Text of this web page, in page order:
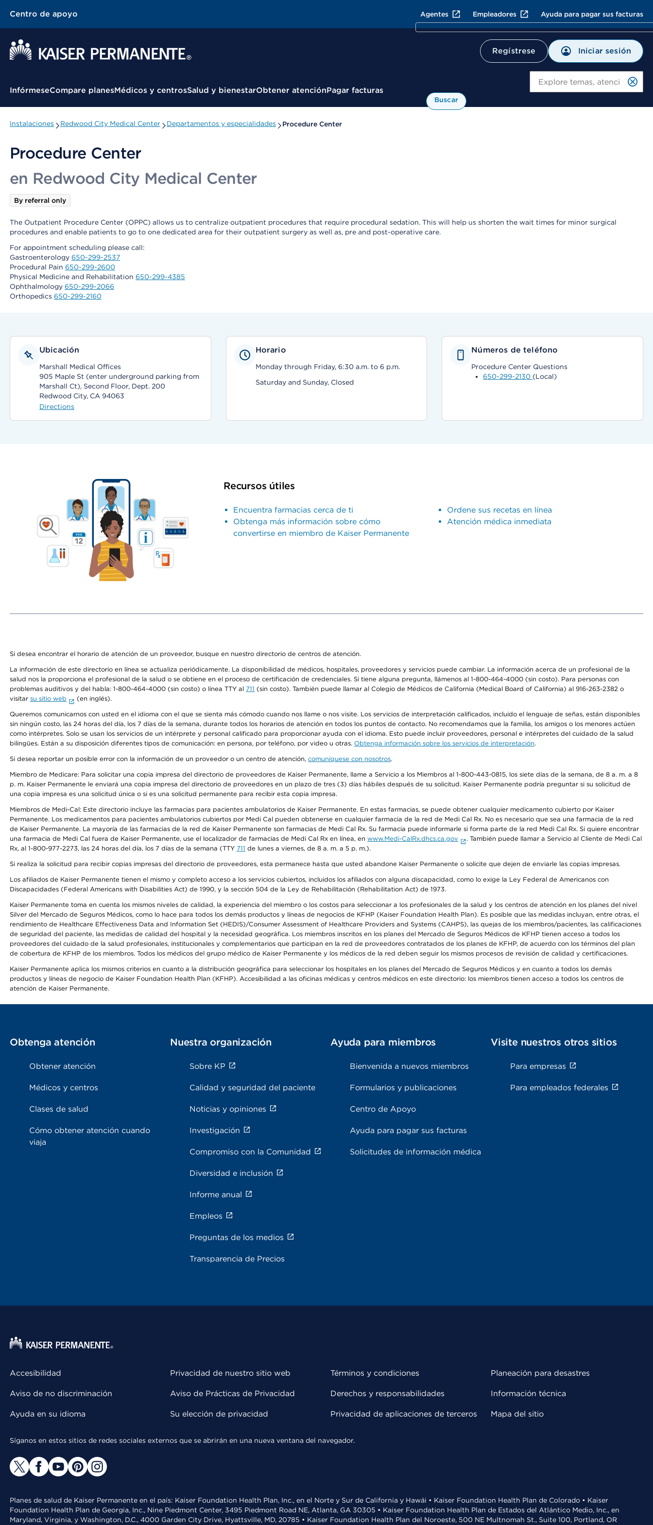
Centro de apoyo Agentes Empleadores Ayuda para pagar sus facturas
Regístrese Iniciar sesión
Menú contextual
InfórmeseCompare planesMédicos y centrosSalud y bienestarObtener atenciónPagar facturas
Buscar
Instalaciones Redwood City Medical Center Departamentos y especialidades Procedure Center
Procedure Center
en Redwood City Medical Center
By referral only
The Outpatient Procedure Center (OPPC) allows us to centralize outpatient procedures that require procedural sedation. This will help us shorten the wait times for minor surgical
procedures and enable patients to go to one dedicated area for their outpatient surgery as well as, pre and post-operative care.
For appointment scheduling please call:
Gastroenterology 650-299-2537
Procedural Pain 650-299-2600
Physical Medicine and Rehabilitation 650-299-4385
Ophthalmology 650-299-2066
Orthopedics 650-299-2160
Ubicación
Marshall Medical Offices
905 Maple St (enter underground parking from
Marshall Ct), Second Floor, Dept. 200
Redwood City, CA 94063
Directions
Horario
Monday through Friday, 6:30 a.m. to 6 p.m.
Saturday and Sunday, Closed
Números de teléfono
Procedure Center Questions
650-299-2130 (Local)
Recursos útiles
Encuentra farmacias cerca de ti
Obtenga más información sobre cómo
convertirse en miembro de Kaiser Permanente
Ordene sus recetas en línea
Atención médica inmediata
Si desea encontrar el horario de atención de un proveedor, busque en nuestro directorio de centros de atención.
La información de este directorio en línea se actualiza periódicamente. La disponibilidad de médicos, hospitales, proveedores y servicios puede cambiar. La información acerca de un profesional de la
salud nos la proporciona el profesional de la salud o se obtiene en el proceso de certificación de credenciales. Si tiene alguna pregunta, llámenos al 1-800-464-4000 (sin costo). Para personas con
problemas auditivos y del habla: 1-800-464-4000 (sin costo) o línea TTY al 711 (sin costo). También puede llamar al Colegio de Médicos de California (Medical Board of California) al 916-263-2382 o
visitar su sitio web (en inglés).
Queremos comunicarnos con usted en el idioma con el que se sienta más cómodo cuando nos llame o nos visite. Los servicios de interpretación calificados, incluido el lenguaje de señas, están disponibles
sin ningún costo, las 24 horas del día, los 7 días de la semana, durante todos los horarios de atención en todos los puntos de contacto. No recomendamos que la familia, los amigos o los menores actúen
como intérpretes. Solo se usan los servicios de un intérprete y personal calificado para proporcionar ayuda con el idioma. Esto puede incluir proveedores, personal e intérpretes del cuidado de la salud
bilingües. Están a su disposición diferentes tipos de comunicación: en persona, por teléfono, por video u otras. Obtenga información sobre los servicios de interpretación.
Si desea reportar un posible error con la información de un proveedor o un centro de atención, comuníquese con nosotros.
Miembro de Medicare: Para solicitar una copia impresa del directorio de proveedores de Kaiser Permanente, llame a Servicio a los Miembros al 1-800-443-0815, los siete días de la semana, de 8 a. m. a 8
p. m. Kaiser Permanente le enviará una copia impresa del directorio de proveedores en un plazo de tres (3) días hábiles después de su solicitud. Kaiser Permanente podría preguntar si su solicitud de
una copia impresa es una solicitud única o si es una solicitud permanente para recibir esta copia impresa.
Miembros de Medi-Cal: Este directorio incluye las farmacias para pacientes ambulatorios de Kaiser Permanente. En estas farmacias, se puede obtener cualquier medicamento cubierto por Kaiser
Permanente. Los medicamentos para pacientes ambulatorios cubiertos por Medi Cal pueden obtenerse en cualquier farmacia de la red de Medi Cal Rx. No es necesario que sea una farmacia de la red
de Kaiser Permanente. La mayoría de las farmacias de la red de Kaiser Permanente son farmacias de Medi Cal Rx. Su farmacia puede informarle si forma parte de la red Medi Cal Rx. Si quiere encontrar
una farmacia de Medi Cal fuera de Kaiser Permanente, use el localizador de farmacias de Medi Cal Rx en línea, en www.Medi-CalRx.dhcs.ca.gov
. También puede llamar a Servicio al Cliente de Medi Cal
Rx, al 1-800-977-2273, las 24 horas del día, los 7 días de la semana (TTY 711 de lunes a viernes, de 8 a. m. a 5 p. m.).
Si realiza la solicitud para recibir copias impresas del directorio de proveedores, esta permanece hasta que usted abandone Kaiser Permanente o solicite que dejen de enviarle las copias impresas.
Los afiliados de Kaiser Permanente tienen el mismo y completo acceso a los servicios cubiertos, incluidos los afiliados con alguna discapacidad, como lo exige la Ley Federal de Americanos con
Discapacidades (Federal Americans with Disabilities Act) de 1990, y la sección 504 de la Ley de Rehabilitación (Rehabilitation Act) de 1973.
Kaiser Permanente toma en cuenta los mismos niveles de calidad, la experiencia del miembro o los costos para seleccionar a los profesionales de la salud y los centros de atención en los planes del nivel
Silver del Mercado de Seguros Médicos, como lo hace para todos los demás productos y líneas de negocios de KFHP (Kaiser Foundation Health Plan). Es posible que las medidas incluyan, entre otras, el
rendimiento de Healthcare Effectiveness Data and Information Set (HEDIS)/Consumer Assessment of Healthcare Providers and Systems (CAHPS), las quejas de los miembros/pacientes, las calificaciones
de seguridad del paciente, las medidas de calidad del hospital y la necesidad geográfica. Los miembros inscritos en los planes del Mercado de Seguros Médicos de KFHP tienen acceso a todos los
proveedores del cuidado de la salud profesionales, institucionales y complementarios que participan en la red de proveedores contratados de los planes de KFHP, de acuerdo con los términos del plan
de cobertura de KFHP de los miembros. Todos los médicos del grupo médico de Kaiser Permanente y los médicos de la red deben seguir los mismos procesos de revisión de calidad y certificaciones.
Kaiser Permanente aplica los mismos criterios en cuanto a la distribución geográfica para seleccionar los hospitales en los planes del Mercado de Seguros Médicos y en cuanto a todos los demás
productos y líneas de negocio de Kaiser Foundation Health Plan (KFHP). Accesibilidad a las oficinas médicas y centros médicos en este directorio: los miembros tienen acceso a todos los centros de
atención de Kaiser Permanente.
Obtenga atención
Obtener atención
Médicos y centros
Clases de salud
Cómo obtener atención cuando
viaja
Nuestra organización
Sobre KP
Calidad y seguridad del paciente
Noticias y opiniones
Investigación
Compromiso con la Comunidad
Diversidad e inclusión
Informe anual
Empleos
Preguntas de los medios
Transparencia de Precios
Ayuda para miembros
Bienvenida a nuevos miembros
Formularios y publicaciones
Centro de Apoyo
Ayuda para pagar sus facturas
Solicitudes de información médica
Visite nuestros otros sitios
Para empresas
Para empleados federales
Accesibilidad
Aviso de no discriminación
Ayuda en su idioma
Privacidad de nuestro sitio web
Aviso de Prácticas de Privacidad
Su elección de privacidad
Términos y condiciones
Derechos y responsabilidades
Privacidad de aplicaciones de terceros
Planeación para desastres
Información técnica
Mapa del sitio
Síganos en estos sitios de redes sociales externos que se abrirán en una nueva ventana del navegador.
Planes de salud de Kaiser Permanente en el país: Kaiser Foundation Health Plan, Inc., en el Norte y Sur de California y Hawái • Kaiser Foundation Health Plan de Colorado • Kaiser
Foundation Health Plan de Georgia, Inc., Nine Piedmont Center, 3495 Piedmont Road NE, Atlanta, GA 30305 • Kaiser Foundation Health Plan de Estados del Atlántico Medio, Inc., en
Maryland, Virginia, y Washington, D.C., 4000 Garden City Drive, Hyattsville, MD, 20785 • Kaiser Foundation Health Plan del Noroeste, 500 NE Multnomah St., Suite 100, Portland, OR